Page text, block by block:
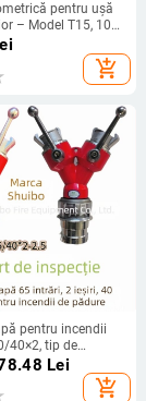
pentru ușă
– Model T15, 100
scanare sub 0,5
baterie, design
amprentă,add_shopping_cart
pentru incendii
40×2, tip de
îngroșat
Lei
add_shopping_cart